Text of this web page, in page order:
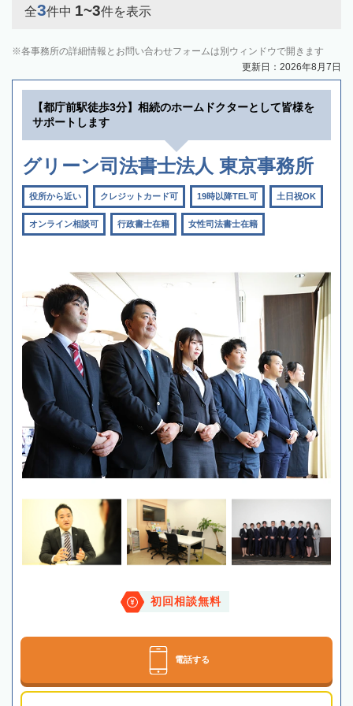
全3件中 1~3件を表示
各事務所の詳細情報とお問い合わせフォームは別ウィンドウで開きます
更新日：2026年8月7日
【都庁前駅徒歩3分】相続のホームドクターとして皆様を
サポートします
グリーン司法書士法人 東京事務所
役所から近い クレジットカード可 19時以降TEL可 土日祝OK
オンライン相談可 行政書士在籍 女性司法書士在籍
初回相談無料
電話する